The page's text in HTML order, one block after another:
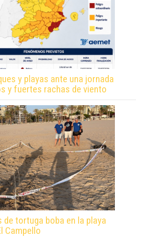
y playas ante una jornada
y fuertes rachas de viento
de tortuga boba en la playa
Campello